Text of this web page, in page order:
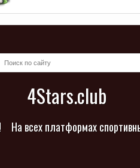
4Stars.club
На всех платформах